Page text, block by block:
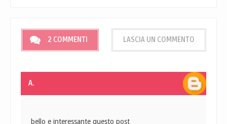
2 COMMENTI LASCIA UN COMMENTO
A.
bello e interessante questo post